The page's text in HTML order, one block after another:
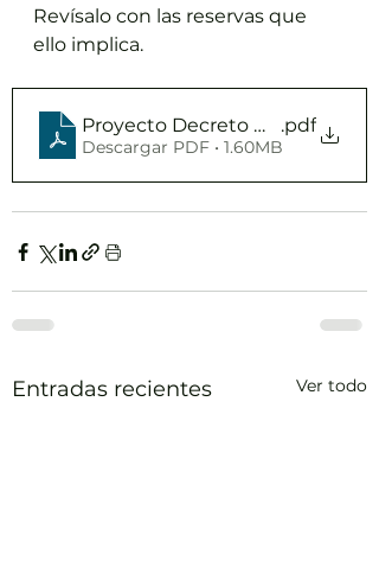
Revísalo con las reservas que
ello implica.
Proyecto Decreto Misceláneo
.pdf
Descargar PDF • 1.60MB
Entradas recientes Ver todo